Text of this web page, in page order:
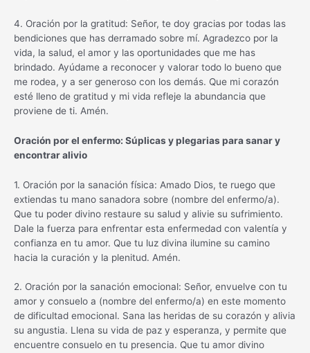
4. Oración por la gratitud: Señor, te doy gracias por todas las
bendiciones que has derramado sobre mí. Agradezco por la
vida, la salud, el amor y las oportunidades que me has
brindado. Ayúdame a reconocer y valorar todo lo bueno que
me rodea, y a ser generoso con los demás. Que mi corazón
esté lleno de gratitud y mi vida refleje la abundancia que
proviene de ti. Amén.
Oración por el enfermo: Súplicas y plegarias para sanar y
encontrar alivio
1. Oración por la sanación física: Amado Dios, te ruego que
extiendas tu mano sanadora sobre (nombre del enfermo/a).
Que tu poder divino restaure su salud y alivie su sufrimiento.
Dale la fuerza para enfrentar esta enfermedad con valentía y
confianza en tu amor. Que tu luz divina ilumine su camino
hacia la curación y la plenitud. Amén.
2. Oración por la sanación emocional: Señor, envuelve con tu
amor y consuelo a (nombre del enfermo/a) en este momento
de dificultad emocional. Sana las heridas de su corazón y alivia
su angustia. Llena su vida de paz y esperanza, y permite que
encuentre consuelo en tu presencia. Que tu amor divino